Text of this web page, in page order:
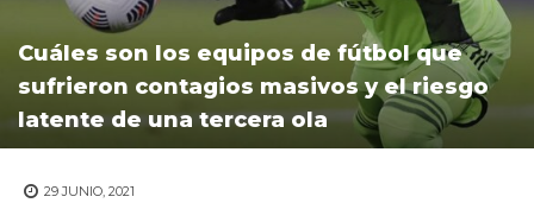
Cuáles son los equipos de fútbol que
sufrieron contagios masivos y el riesgo
latente de una tercera ola
29 JUNIO, 2021